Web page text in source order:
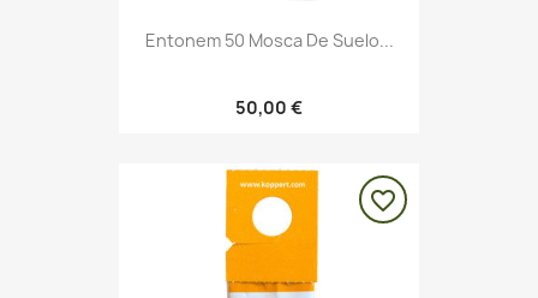
Entonem 50 Mosca De Suelo...
50,00 €
favorite_border